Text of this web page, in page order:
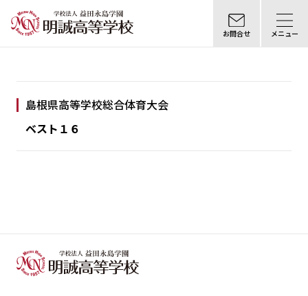
お問合せ メニュー
島根県高等学校総合体育大会
ベスト１６